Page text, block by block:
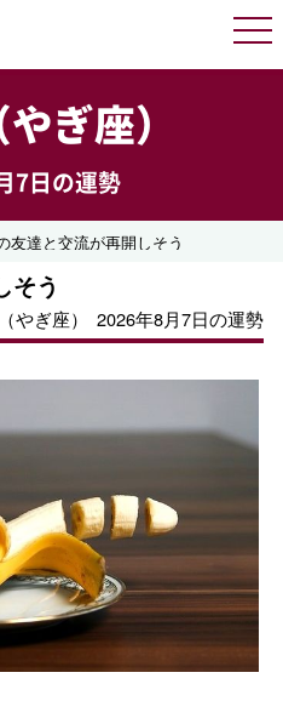
ぎ座）
7日の運勢
友達と交流が再開しそう
そう
やぎ座） 2026年8月7日の運勢